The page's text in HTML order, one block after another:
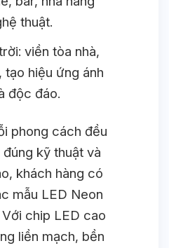
thuật.
viền tòa nhà,
tạo hiệu ứng ánh
độc đáo.
phong cách đều
kỹ thuật và
khách hàng có
mẫu LED Neon
chip LED cao
liền mạch, bền